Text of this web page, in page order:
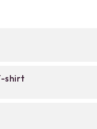
stijl combineert
shirt
militaire artwork